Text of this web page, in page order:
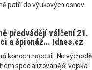
patří do výukových osnov
předvádějí válčení 21.
a špionáž... Idnes.cz
koncentrace sil. Na východě
specializovanější vojska.